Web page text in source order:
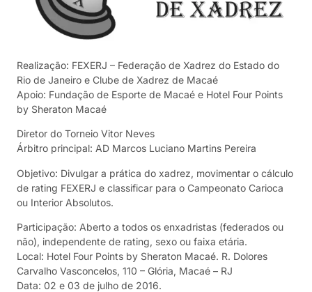
Realização: FEXERJ – Federação de Xadrez do Estado do
Rio de Janeiro e Clube de Xadrez de Macaé
Apoio: Fundação de Esporte de Macaé e Hotel Four Points
by Sheraton Macaé
Diretor do Torneio Vitor Neves
Árbitro principal: AD Marcos Luciano Martins Pereira
Objetivo: Divulgar a prática do xadrez, movimentar o cálculo
de rating FEXERJ e classificar para o Campeonato Carioca
ou Interior Absolutos.
Participação: Aberto a todos os enxadristas (federados ou
não), independente de rating, sexo ou faixa etária.
Local: Hotel Four Points by Sheraton Macaé. R. Dolores
Carvalho Vasconcelos, 110 – Glória, Macaé – RJ
Data: 02 e 03 de julho de 2016.